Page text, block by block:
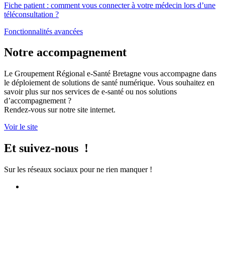
Fiche patient : comment vous connecter à votre médecin lors d’une
téléconsultation ?
Fonctionnalités avancées
Notre accompagnement
Le Groupement Régional e-Santé Bretagne vous accompagne dans
le déploiement de solutions de santé numérique. Vous souhaitez en
savoir plus sur nos services de e-santé ou nos solutions
d’accompagnement ?
Rendez-vous sur notre site internet.
Voir le site
Et suivez-nous !
Sur les réseaux sociaux pour ne rien manquer !